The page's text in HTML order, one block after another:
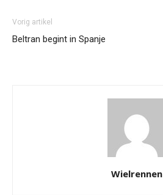
Vorig artikel
Beltran begint in Spanje
Wielrennen